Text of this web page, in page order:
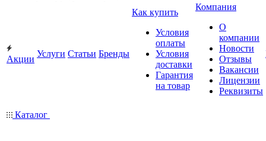
Акции
Услуги Статьи Бренды
Как купить
Условия
оплаты
Условия
доставки
Гарантия
на товар
Компания
О
компании
Новости
Отзывы
Вакансии
Лицензии
Реквизиты
Каталог